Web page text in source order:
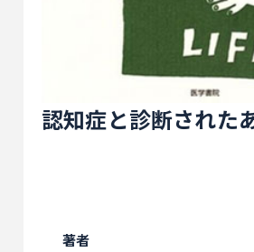
認知症と診断された
著者